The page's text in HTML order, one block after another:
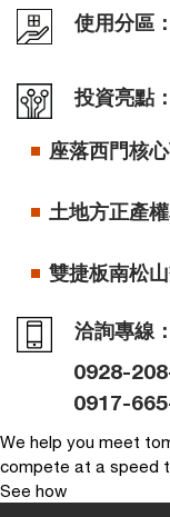
使用分區
投資亮點：
座落西門核
土地方正產
雙捷板南松
洽詢專線：
0928-
0917-
We help you meet
compete at a speed
See how